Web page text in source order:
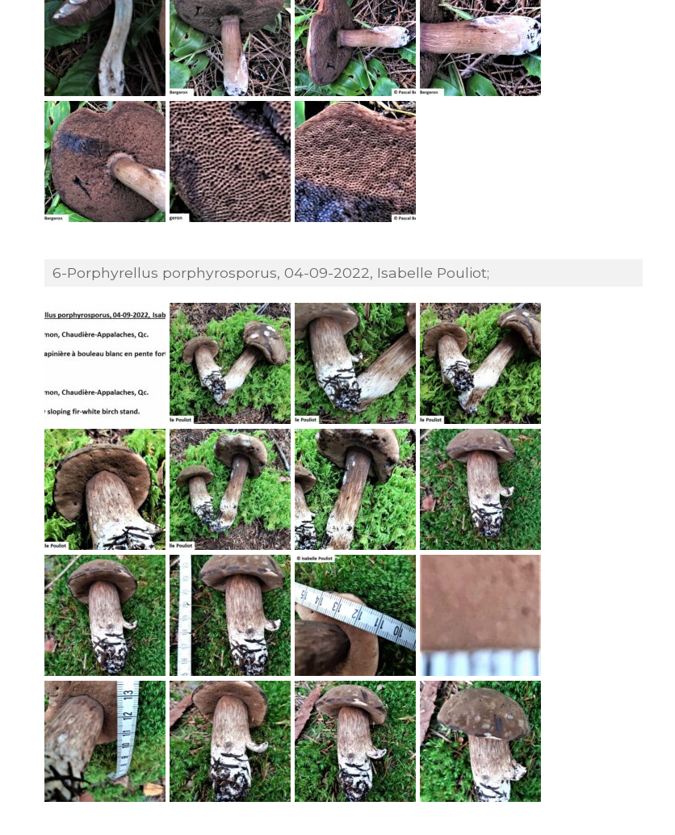
6-Porphyrellus porphyrosporus, 04-09-2022, Isabelle Pouliot;